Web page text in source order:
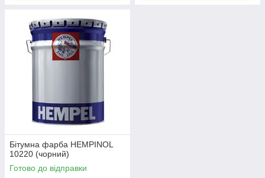
Бітумна фарба HEMPINOL
10220 (чорний)
Готово до відправки